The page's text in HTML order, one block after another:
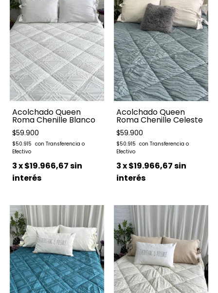
Acolchado Queen
Roma Chenille Blanco
$59.900
$50.915
3x$19.966,67sin
interés
Acolchado Queen
Roma Chenille Celeste
$59.900
$50.915
3x$19.966,67sin
interés